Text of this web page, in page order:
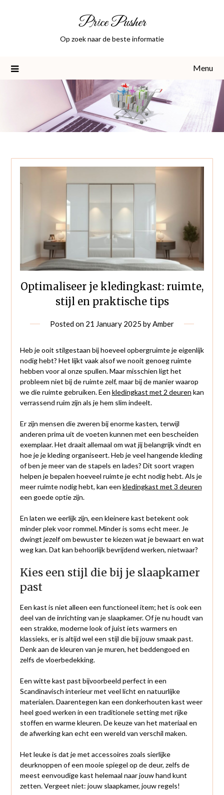
Price Pusher
Op zoek naar de beste informatie
Menu
Optimaliseer je kledingkast: ruimte,
stijl en praktische tips
Posted on 21 January 2025 by Amber
Heb je ooit stilgestaan bij hoeveel opbergruimte je eigenlijk
nodig hebt? Het lijkt vaak alsof we nooit genoeg ruimte
hebben voor al onze spullen. Maar misschien ligt het
probleem niet bij de ruimte zelf, maar bij de manier waarop
we die ruimte gebruiken. Een kledingkast met 2 deuren kan
verrassend ruim zijn als je hem slim indeelt.
Er zijn mensen die zweren bij enorme kasten, terwijl
anderen prima uit de voeten kunnen met een bescheiden
exemplaar. Het draait allemaal om wat jij belangrijk vindt en
hoe je je kleding organiseert. Heb je veel hangende kleding
of ben je meer van de stapels en lades? Dit soort vragen
helpen je bepalen hoeveel ruimte je echt nodig hebt. Als je
meer ruimte nodig hebt, kan een kledingkast met 3 deuren
een goede optie zijn.
En laten we eerlijk zijn, een kleinere kast betekent ook
minder plek voor rommel. Minder is soms echt meer. Je
dwingt jezelf om bewuster te kiezen wat je bewaart en wat
weg kan. Dat kan behoorlijk bevrijdend werken, nietwaar?
Kies een stijl die bij je slaapkamer
past
Een kast is niet alleen een functioneel item; het is ook een
deel van de inrichting van je slaapkamer. Of je nu houdt van
een strakke, moderne look of juist iets warmers en
klassieks, er is altijd wel een stijl die bij jouw smaak past.
Denk aan de kleuren van je muren, het beddengoed en
zelfs de vloerbedekking.
Een witte kast past bijvoorbeeld perfect in een
Scandinavisch interieur met veel licht en natuurlijke
materialen. Daarentegen kan een donkerhouten kast weer
heel goed werken in een traditionele setting met rijke
stoffen en warme kleuren. De keuze van het materiaal en
de afwerking kan echt een wereld van verschil maken.
Het leuke is dat je met accessoires zoals sierlijke
deurknoppen of een mooie spiegel op de deur, zelfs de
meest eenvoudige kast helemaal naar jouw hand kunt
zetten. Vergeet niet: jouw slaapkamer, jouw regels!